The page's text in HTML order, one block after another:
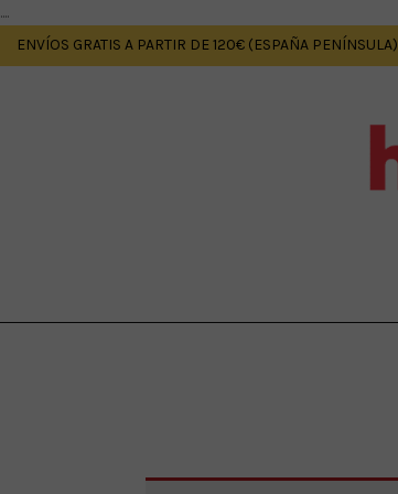
....
ENVÍOS GRATIS A PARTIR DE 120€ (ESPAÑA PENÍNSULA)